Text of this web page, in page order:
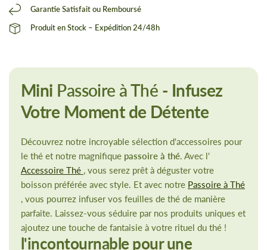
Garantie Satisfait ou Remboursé
Produit en Stock – Expédition 24/48h
Mini Passoire à Thé - Infusez
Votre Moment de Détente
Découvrez notre incroyable sélection d'accessoires pour
le thé et notre magnifique passoire à thé. Avec l'
Accessoire Thé , vous serez prêt à déguster votre
boisson préférée avec style. Et avec notre Passoire à Thé
, vous pourrez infuser vos feuilles de thé de manière
parfaite. Laissez-vous séduire par nos produits uniques et
ajoutez une touche de fantaisie à votre rituel du thé !
l'incontournable pour une